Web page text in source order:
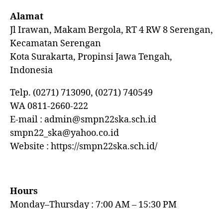
Alamat
Jl Irawan, Makam Bergola, RT 4 RW 8 Serengan,
Kecamatan Serengan
Kota Surakarta, Propinsi Jawa Tengah,
Indonesia
Telp. (0271) 713090, (0271) 740549
WA 0811-2660-222
E-mail : admin@smpn22ska.sch.id
smpn22_ska@yahoo.co.id
Website : https://smpn22ska.sch.id/
Hours
Monday–Thursday : 7:00 AM – 15:30 PM